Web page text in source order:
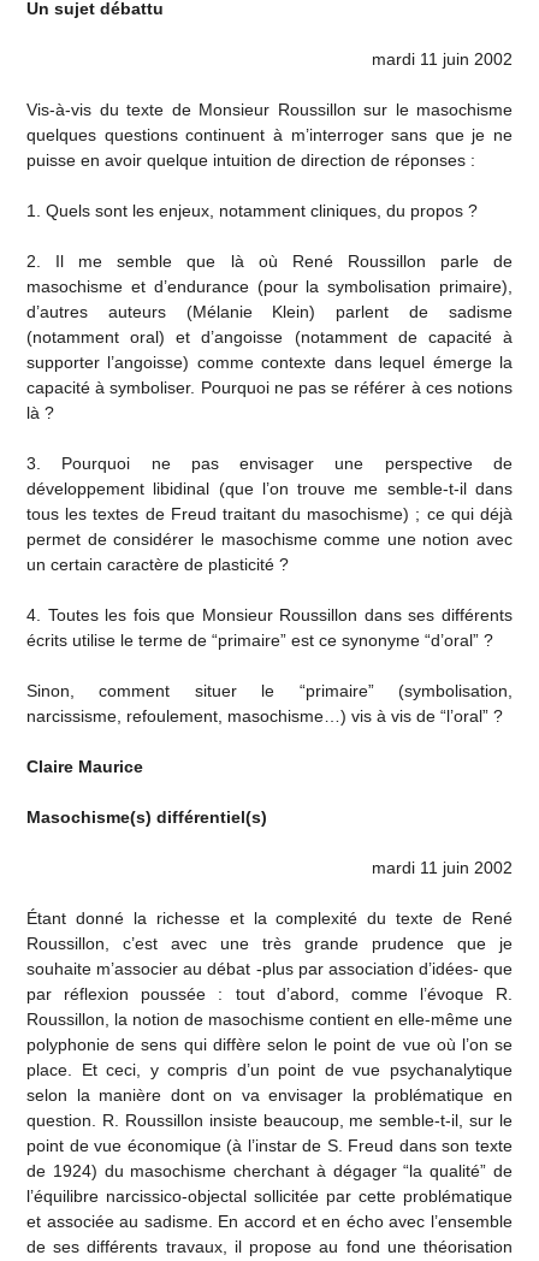
Un sujet débattu
mardi 11 juin 2002
Vis-à-vis du texte de Monsieur Roussillon sur le masochisme
quelques questions continuent à m’interroger sans que je ne
puisse en avoir quelque intuition de direction de réponses :
1. Quels sont les enjeux, notamment cliniques, du propos ?
2. Il me semble que là où René Roussillon parle de
masochisme et d’endurance (pour la symbolisation primaire),
d’autres auteurs (Mélanie Klein) parlent de sadisme
(notamment oral) et d’angoisse (notamment de capacité à
supporter l’angoisse) comme contexte dans lequel émerge la
capacité à symboliser. Pourquoi ne pas se référer à ces notions
là ?
3. Pourquoi ne pas envisager une perspective de
développement libidinal (que l’on trouve me semble-t-il dans
tous les textes de Freud traitant du masochisme) ; ce qui déjà
permet de considérer le masochisme comme une notion avec
un certain caractère de plasticité ?
4. Toutes les fois que Monsieur Roussillon dans ses différents
écrits utilise le terme de “primaire” est ce synonyme “d’oral” ?
Sinon, comment situer le “primaire” (symbolisation,
narcissisme, refoulement, masochisme…) vis à vis de “l’oral” ?
Claire Maurice
Masochisme(s) différentiel(s)
mardi 11 juin 2002
Étant donné la richesse et la complexité du texte de René
Roussillon, c’est avec une très grande prudence que je
souhaite m’associer au débat -plus par association d’idées- que
par réflexion poussée : tout d’abord, comme l’évoque R.
Roussillon, la notion de masochisme contient en elle-même une
polyphonie de sens qui diffère selon le point de vue où l’on se
place. Et ceci, y compris d’un point de vue psychanalytique
selon la manière dont on va envisager la problématique en
question. R. Roussillon insiste beaucoup, me semble-t-il, sur le
point de vue économique (à l’instar de S. Freud dans son texte
de 1924) du masochisme cherchant à dégager “la qualité” de
l’équilibre narcissico-objectal sollicitée par cette problématique
et associée au sadisme. En accord et en écho avec l’ensemble
de ses différents travaux, il propose au fond une théorisation